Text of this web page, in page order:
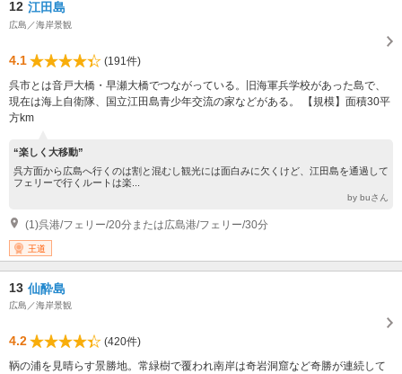
12 江田島
広島／海岸景観
4.1
(191件)
呉市とは音戸大橋・早瀬大橋でつながっている。旧海軍兵学校があった島で、
現在は海上自衛隊、国立江田島青少年交流の家などがある。 【規模】面積30平
方km
“楽しく大移動”
呉方面から広島へ行くのは割と混むし観光には面白みに欠くけど、江田島を通過して
フェリーで行くルートは楽...
by buさん
(1)呉港/フェリー/20分または広島港/フェリー/30分
王道
13 仙酔島
広島／海岸景観
4.2
(420件)
鞆の浦を見晴らす景勝地。常緑樹で覆われ南岸は奇岩洞窟など奇勝が連続して